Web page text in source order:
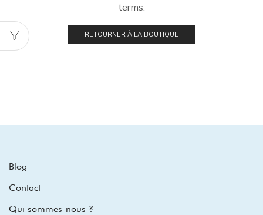
terms.
RETOURNER À LA BOUTIQUE
Blog
Contact
Qui sommes-nous ?